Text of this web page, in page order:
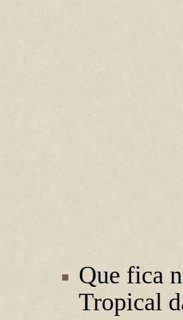
Que fica
Tropical